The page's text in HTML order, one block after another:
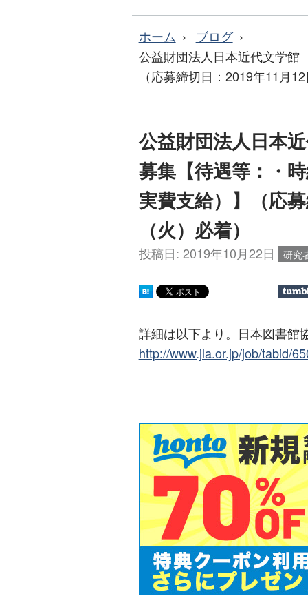
ホーム
ブログ
公益財団法人日本近代文学
（応募締切日：2019年11月
公益財団法人日本
募集【待遇等：・
実費支給）】（応
（火）必着）
投稿日: 2019年10月22日 研究
詳細は以下より。日本図書館
http://www.jla.or.jp/job/tabid/